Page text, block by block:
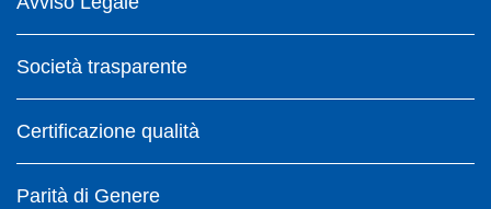
Società trasparente
Certificazione qualità
Parità di Genere